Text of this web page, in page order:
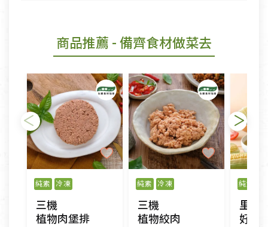
商品推薦 - 備齊食材做菜去
純素 冷凍
三機
植物肉堡排
純素 冷凍
三機
植物絞肉
純素
里仁
好湯